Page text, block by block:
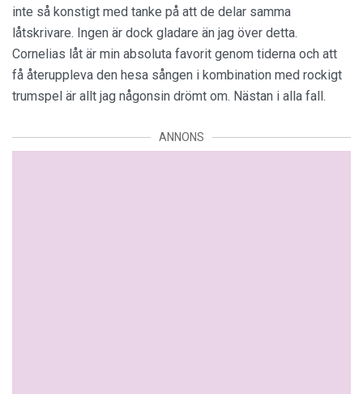
inte så konstigt med tanke på att de delar samma
låtskrivare. Ingen är dock gladare än jag över detta.
Cornelias låt är min absoluta favorit genom tiderna och att
få återuppleva den hesa sången i kombination med rockigt
trumspel är allt jag någonsin drömt om. Nästan i alla fall.
ANNONS